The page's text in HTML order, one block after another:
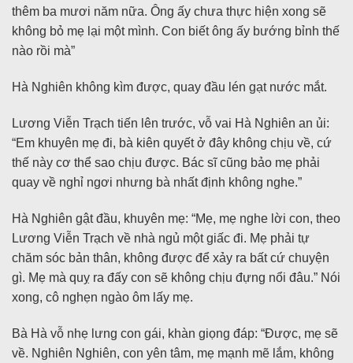
thêm ba mươi năm nữa. Ông ấy chưa thực hiện xong sẽ
không bỏ mẹ lại một mình. Con biết ông ấy bướng bỉnh thế
nào rồi mà”
Hà Nghiên không kìm được, quay đầu lén gạt nước mắt.
Lương Viễn Trạch tiến lên trước, vỗ vai Hà Nghiên an ủi:
“Em khuyên mẹ đi, bà kiên quyết ở đây không chịu về, cứ
thế này cơ thể sao chịu được. Bác sĩ cũng bảo mẹ phải
quay về nghỉ ngơi nhưng bà nhất định không nghe.”
Hà Nghiên gật đầu, khuyên mẹ: “Mẹ, mẹ nghe lời con, theo
Lương Viễn Trạch về nhà ngủ một giấc đi. Mẹ phải tự
chăm sóc bản thân, không được để xảy ra bất cứ chuyện
gì. Mẹ mà quỵ ra đấy con sẽ không chịu đựng nổi đâu.” Nói
xong, cô nghẹn ngào ôm lấy mẹ.
Bà Hà vỗ nhẹ lưng con gái, khàn giọng đáp: “Được, mẹ sẽ
về. Nghiên Nghiên, con yên tâm, mẹ mạnh mẽ lắm, không